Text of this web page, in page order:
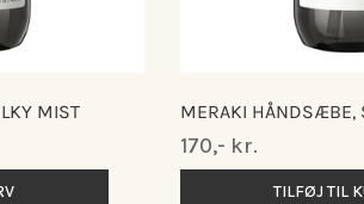
MIST MERAKI HÅNDSÆBE,
Normalpris
170,- kr.
TILFØJ TIL